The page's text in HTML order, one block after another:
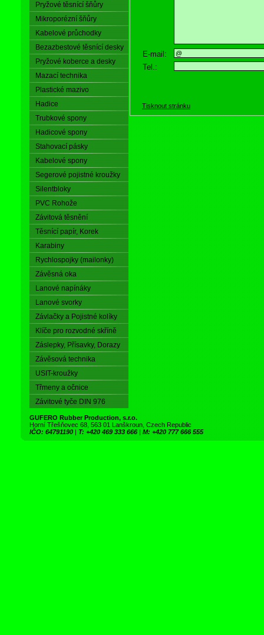
Pryžové těsnící šňůry
Mikroporézní šňůry
Kabelové průchodky
Bezazbestové těsnící desky
Pryžové koberce a desky
Mazací technika
Plastické mazivo
Hadice
Trubkové spony
Hadicové spony
Stahovací pásky
Kabelové spony
Segerové pojistné kroužky
Silentbloky
PVC Rohože
Závitová těsnění
Těsnící papír, Korek
Karabiny
Rychlospojky (mailonky)
Závěsná oka
Lanové napínáky
Lanové svorky
Závlačky a Pojistné kolíky
Klíče pro rozvodné skříně
Záslepky, Přísavky, Dorazy
Závěsová technika
USIT-kroužky
Třmeny a očnice
Závitové tyče DIN 976
E-mail:
Tel.:
Tisknout stránku
GUFERO Rubber Production, s.r.o.
Horní Třešňovec 68, 563 01 Lanškroun, Czech Republic
IČO: 64791190 | T: +420 469 333 666 | M: +420 777 666 555